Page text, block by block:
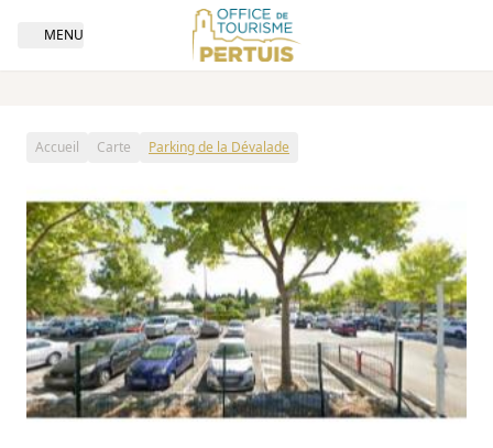
Open navigation
MENU
Accueil Carte Parking de la Dévalade